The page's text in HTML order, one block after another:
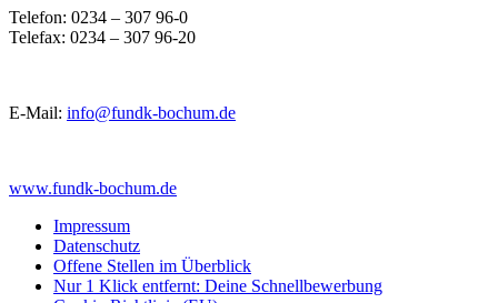
Telefon: 0234 – 307 96-0
Telefax: 0234 – 307 96-20
E-Mail: info@fundk-bochum.de
www.fundk-bochum.de
Impressum
Datenschutz
Offene Stellen im Überblick
Nur 1 Klick entfernt: Deine Schnellbewerbung